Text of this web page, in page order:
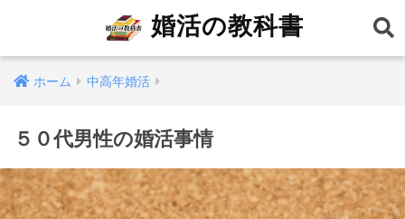
婚活の教科書
ホーム 中高年婚活
５０代男性の婚活事情